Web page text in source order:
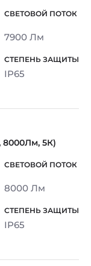
7900 Лм
IP65
8000Лм, 5К)
8000 Лм
IP65